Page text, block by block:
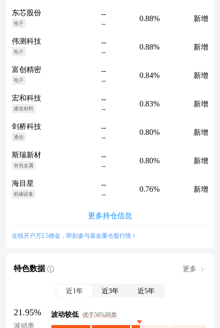
东芯股份
电子
--
--
0.88% 新增
伟测科技
电子
--
--
0.88% 新增
富创精密
电子
--
--
0.84% 新增
宏和科技
建筑材料
--
--
0.83% 新增
剑桥科技
通信
--
--
0.80% 新增
斯瑞新材
有色金属
--
--
0.80% 新增
海目星
机械设备
--
--
0.76% 新增
更多持仓信息
在线开户万2.5佣金，即刻参与基金重仓股行情！
特色数据 更多
近1年 近3年 近5年
21.95%
波动率
波动较低 优于56%同类